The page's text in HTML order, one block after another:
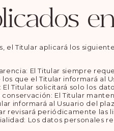
el Titular aplicará los
El Titular siempre
que el Titular informará al
Titular solicitará solo los
El Titular
informará al Usuario del
revisará periódicamente
Los datos personales